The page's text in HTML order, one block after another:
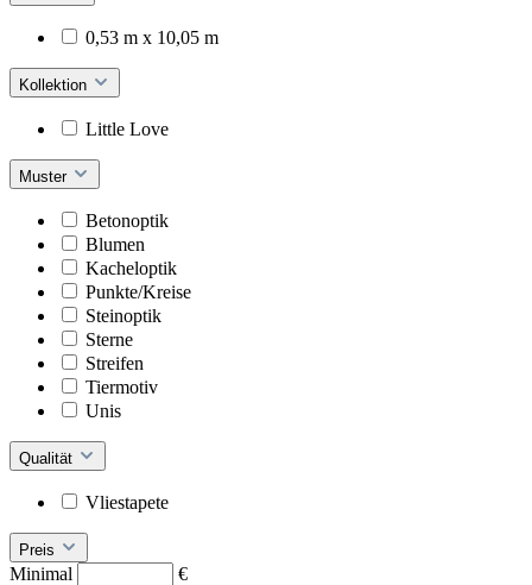
0,53 m x 10,05 m
Kollektion
Little Love
Muster
Betonoptik
Blumen
Kacheloptik
Punkte/Kreise
Steinoptik
Sterne
Streifen
Tiermotiv
Unis
Qualität
Vliestapete
Preis
Minimal
€